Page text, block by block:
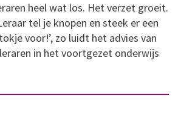
heel wat los. Het verzet groeit.
tel je knopen en steek er een
voor!’, zo luidt het advies van
in het voortgezet onderwijs